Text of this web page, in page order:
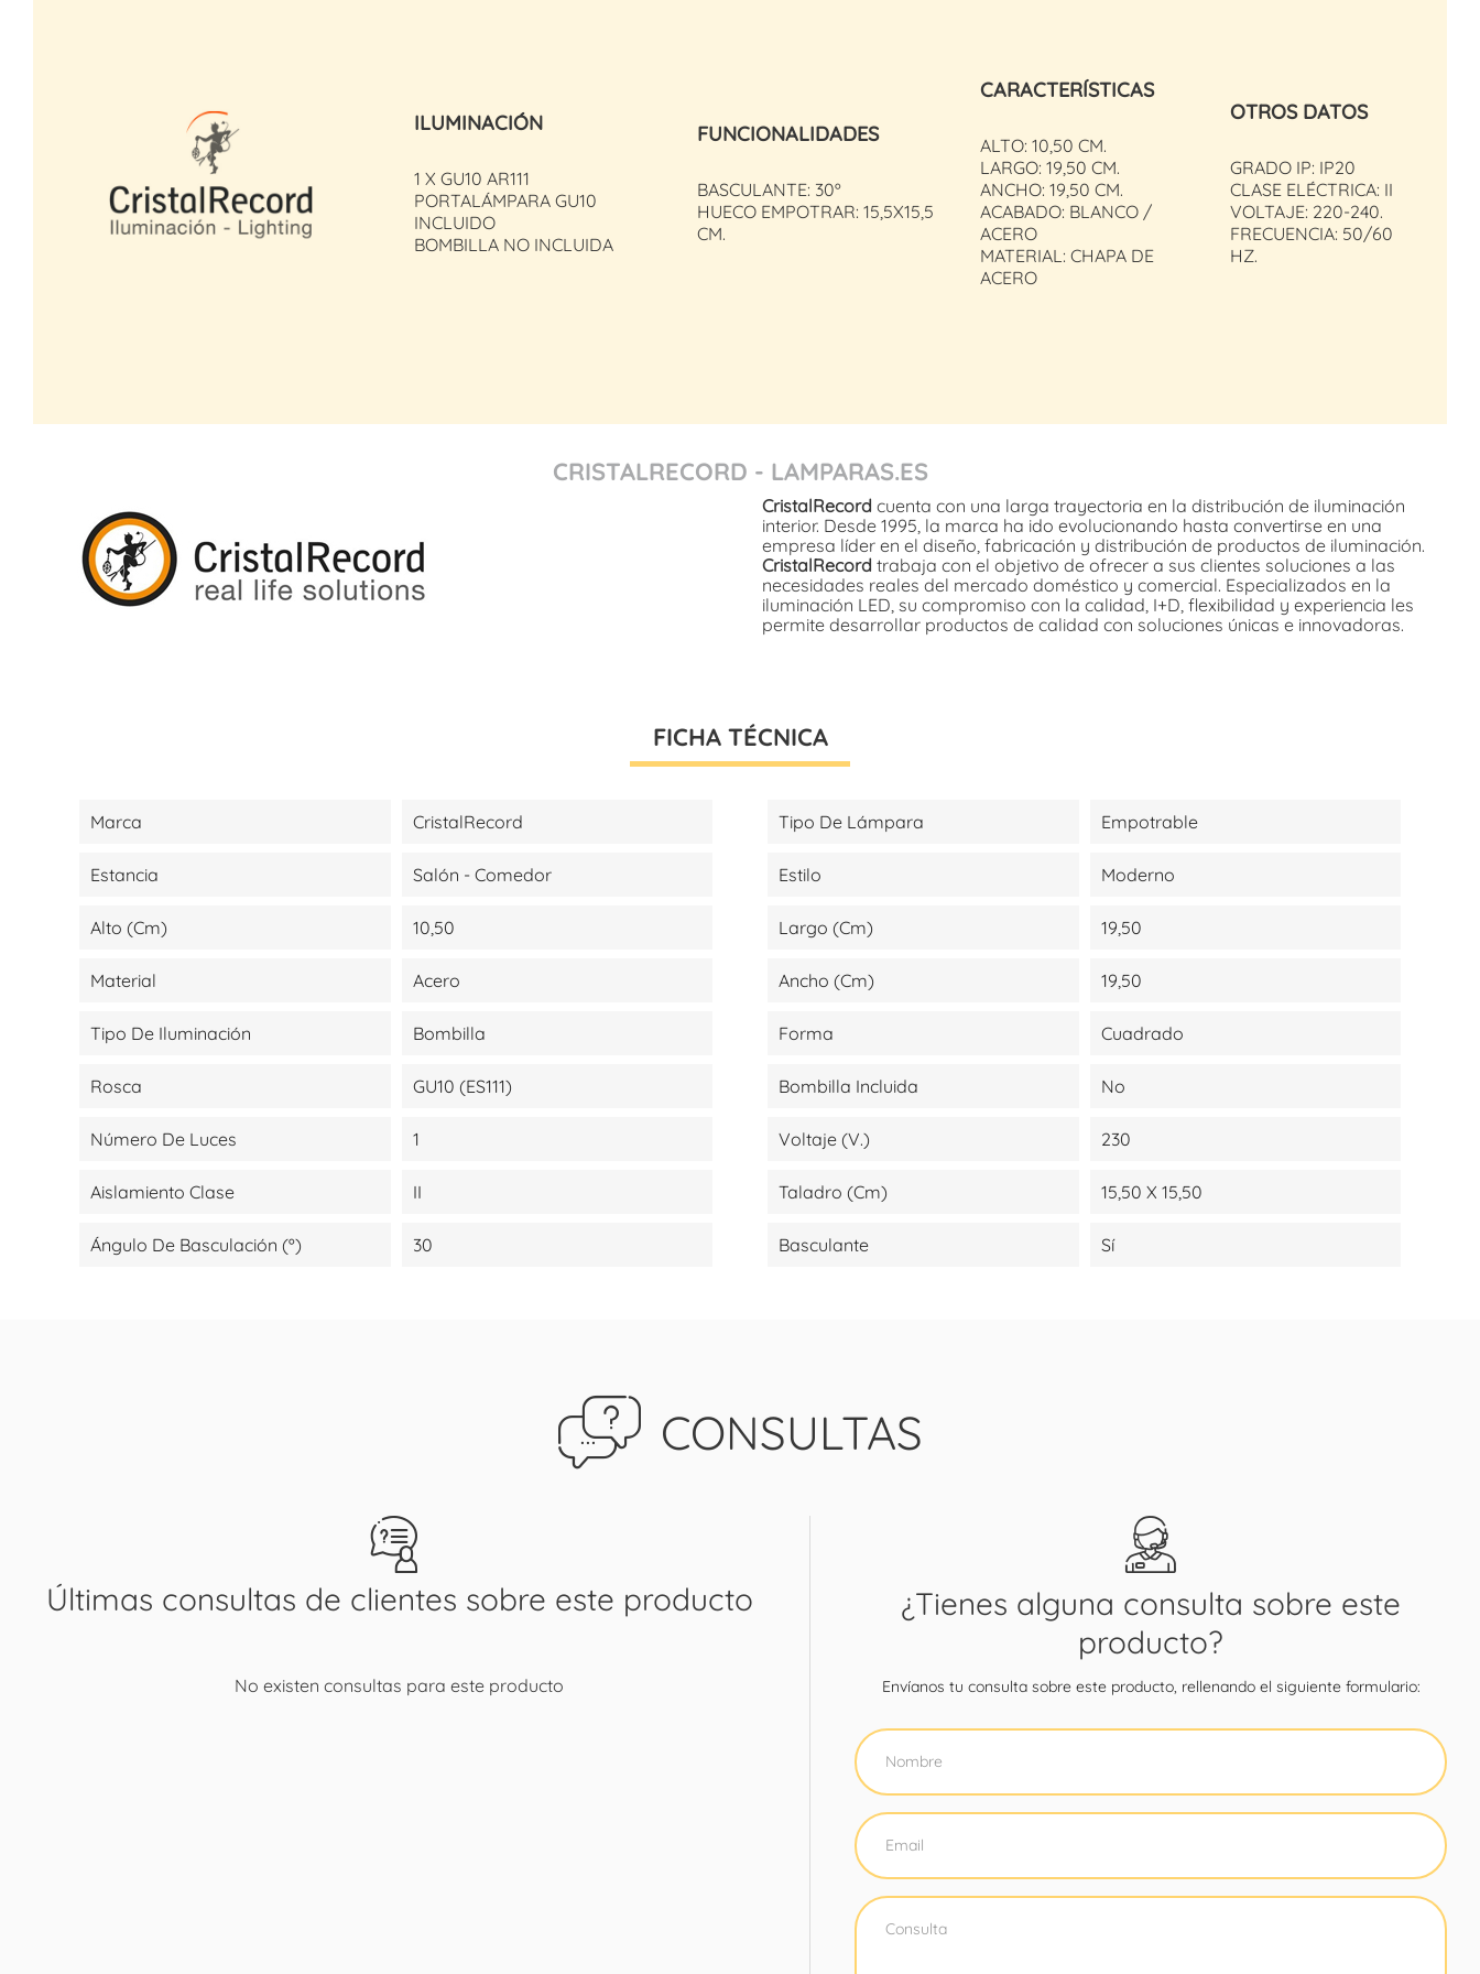
ILUMINACIÓN
1 X GU10 AR111
PORTALÁMPARA GU10
INCLUIDO
BOMBILLA NO INCLUIDA
FUNCIONALIDADES
BASCULANTE: 30º
HUECO EMPOTRAR: 15,5X15,5
CM.
CARACTERÍSTICAS
ALTO: 10,50 CM.
LARGO: 19,50 CM.
ANCHO: 19,50 CM.
ACABADO: BLANCO /
ACERO
MATERIAL: CHAPA DE
ACERO
OTROS DATOS
GRADO IP: IP20
CLASE ELÉCTRICA: II
VOLTAJE: 220-240.
FRECUENCIA: 50/60
HZ.
CRISTALRECORD - LAMPARAS.ES
CristalRecord cuenta con una larga trayectoria en la distribución de iluminación
interior. Desde 1995, la marca ha ido evolucionando hasta convertirse en una
empresa líder en el diseño, fabricación y distribución de productos de iluminación.
CristalRecord trabaja con el objetivo de ofrecer a sus clientes soluciones a las
necesidades reales del mercado doméstico y comercial. Especializados en la
iluminación LED, su compromiso con la calidad, I+D, flexibilidad y experiencia les
permite desarrollar productos de calidad con soluciones únicas e innovadoras.
FICHA TÉCNICA
Marca CristalRecord Tipo De Lámpara Empotrable
Estancia Salón - Comedor Estilo Moderno
Alto (cm) 10,50 Largo (cm) 19,50
Material Acero Ancho (cm) 19,50
Tipo De Iluminación Bombilla Forma Cuadrado
Rosca GU10 (ES111) Bombilla Incluida No
Número De Luces 1 Voltaje (V.) 230
Aislamiento Clase II Taladro (cm) 15,50 X 15,50
Ángulo De Basculación (º) 30 Basculante Sí
CONSULTAS
Últimas consultas de clientes sobre este producto
No existen consultas para este producto
¿Tienes alguna consulta sobre este
producto?
Envíanos tu consulta sobre este producto, rellenando el siguiente formulario: